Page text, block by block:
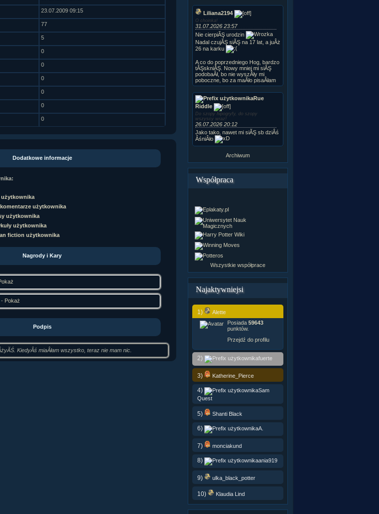
23.07.2009 09:15
77
5
0
0
0
0
0
0
Dodatkowe informacje
użytkownika
użytkownika
użytkownika
fiction użytkownika
Nagrody i Kary
Pokaż
Podpis
KiedyÂś miaÂłam wszystko, teraz nie mam nic.
Liliana2194
O choinka!
31.07.2026 23:57
Nie cierpiĂŞ urodzin
Nadal czujĂŞ siĂŞ na 17 lat, a juÂż
26 na karku
A co do poprzedniego Hog, bardzo
tĂŞskniĂŞ. Nowy mniej mi siĂŞ
podobaÂł, bo nie wyszÂły mi
poboczne, bo za maÂło pisaÂłam
Rue
Riddle
Do szopy hipogryfy, do szopy
wszyscy wraz!
26.07.2026 20:12
Jako tako, nawet mi siĂŞ sb dziÂś
ÂśniÂło
Archiwum
Współpraca
Wszystkie współprace
Najaktywniejsi
1)
Alette
Posiada 59643
punktów.
Przejdź do profilu
2) fuerte
3) Katherine_Pierce
4)
Sam
Quest
5) Shanti Black
6) A.
7) monciakund
8) ania919
9) ulka_black_potter
10) Klaudia Lind